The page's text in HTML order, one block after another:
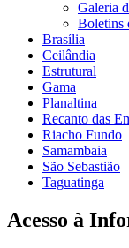
Galeria
Boletins
Brasília
Ceilândia
Estrutural
Gama
Planaltina
Recanto das
Riacho Fundo
Samambaia
São Sebastião
Taguatinga
Acesso à